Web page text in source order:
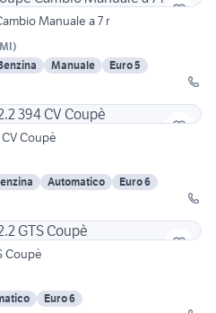
Manuale a 7 r
MI)
Manuale
Euro 5
CV Coupè
Automatico
Euro 6
Coupè
Euro 6